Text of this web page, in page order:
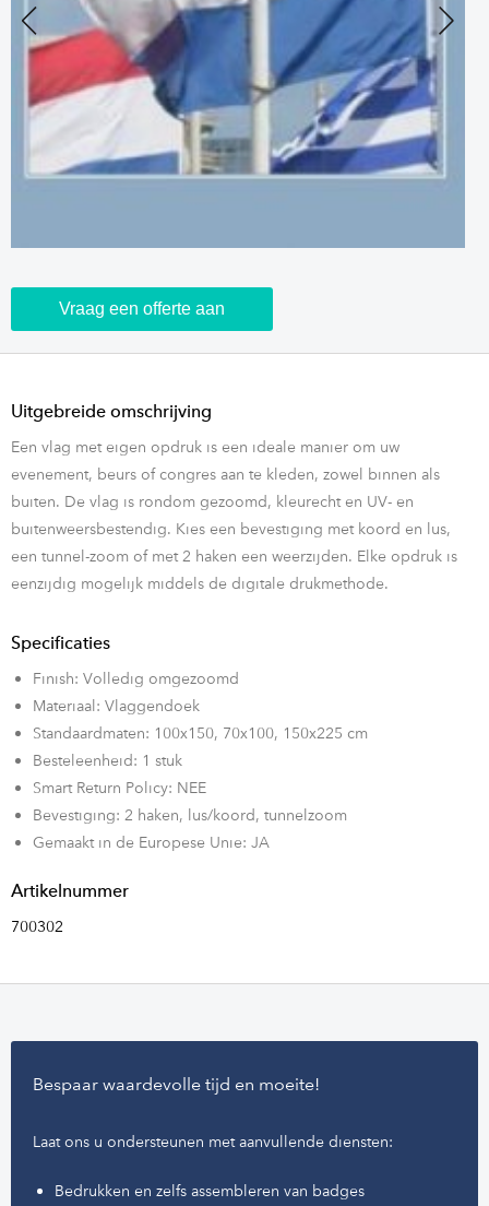
Previous Next
Vraag een offerte aan
Uitgebreide omschrijving
Een vlag met eigen opdruk is een ideale manier om uw
evenement, beurs of congres aan te kleden, zowel binnen als
buiten. De vlag is rondom gezoomd, kleurecht en UV- en
buitenweersbestendig. Kies een bevestiging met koord en lus,
een tunnel-zoom of met 2 haken een weerzijden. Elke opdruk is
eenzijdig mogelijk middels de digitale drukmethode.
Specificaties
Finish: Volledig omgezoomd
Materiaal: Vlaggendoek
Standaardmaten: 100x150, 70x100, 150x225 cm
Besteleenheid: 1 stuk
Smart Return Policy: NEE
Bevestiging: 2 haken, lus/koord, tunnelzoom
Gemaakt in de Europese Unie: JA
Artikelnummer
700302
Bespaar waardevolle tijd en moeite!
Laat ons u ondersteunen met aanvullende diensten:
Bedrukken en zelfs assembleren van badges